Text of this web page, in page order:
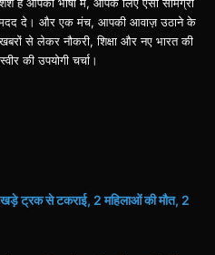
दे। और एक मंच, आपकी आवाज़ उठाने के
से लेकर नौकरी, शिक्षा और नए भारत की
की उपयोगी चर्चा।
खड़े ट्रक से टकराई, 2 महिलाओं की मौत, 2